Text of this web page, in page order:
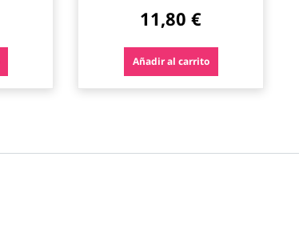
11,80 €
Añadir al carrito